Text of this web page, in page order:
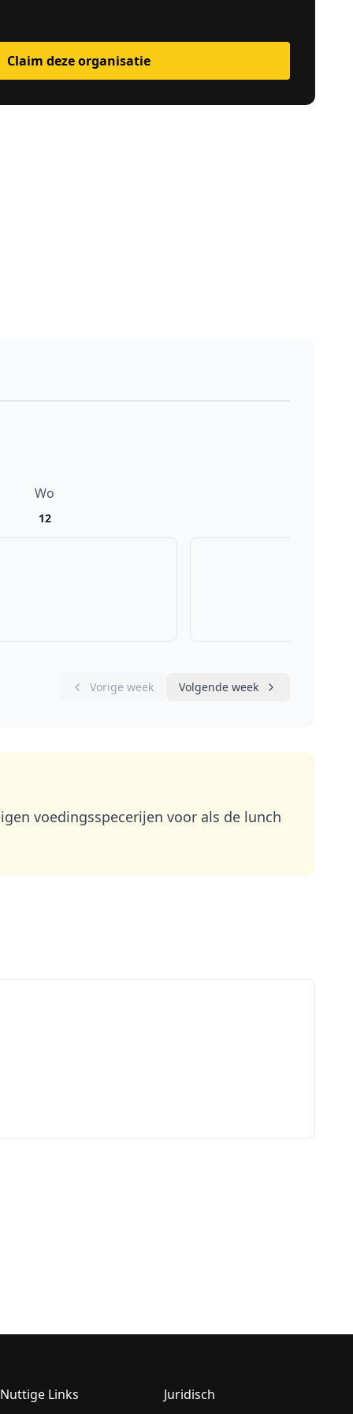
Claim deze organisatie
Wo
12
Vorige week Volgende week
voedingsspecerijen voor als de lunch
Nuttige Links Juridisch